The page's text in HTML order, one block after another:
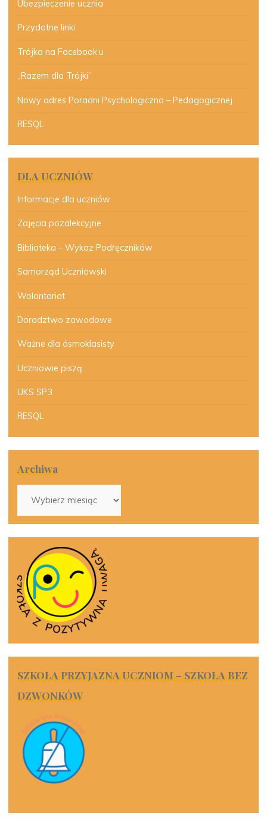
Ubezpieczenie ucznia
Przydatne linki
Trójka na Facebook’u
„Razem dla Trójki”
Nowy adres Poradni Psychologiczno – Pedagogicznej
RESQL
DLA UCZNIÓW
Informacje dla uczniów
Zajęcia pozalekcyjne
Biblioteka – Wykaz Podręczników
Samorząd Uczniowski
Wolontariat
Doradztwo zawodowe
Ważne dla ósmoklasisty
Uczniowie piszą
UKS SP3
RESQL
Archiwa
SZKOŁA PRZYJAZNA UCZNIOM – SZKOŁA BEZ
DZWONKÓW